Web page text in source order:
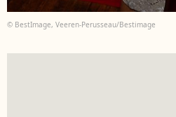
© BestImage, Veeren-Perusseau/Bestimage